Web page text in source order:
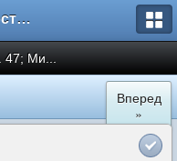
Форум Новостройки
47; Ми...
Вперед
»